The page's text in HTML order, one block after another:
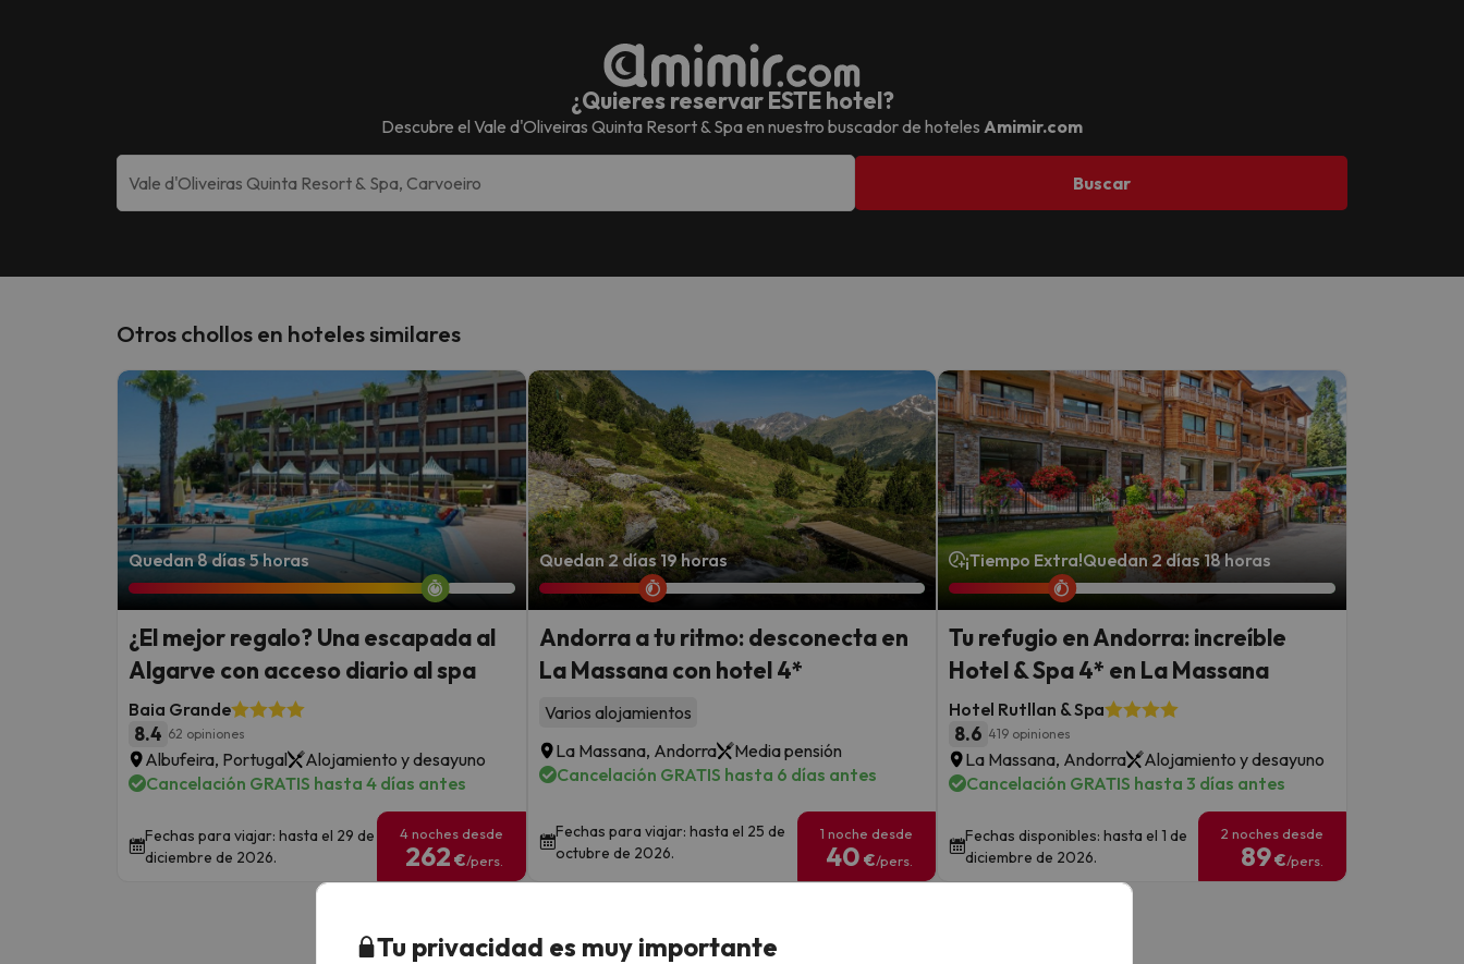
¿Quieres reservar ESTE hotel?
Descubre el Vale d'Oliveiras Quinta Resort & Spaen nuestro buscador de hoteles Amimir.com
Buscar
Otros chollos en hoteles similares
Quedan 8 días 5 horas
¿El mejor regalo? Una escapada al
Algarve con acceso diario al spa
Baia Grande
8.4 62 opiniones
Albufeira, Portugal
Alojamiento y desayuno
Cancelación GRATIS hasta 4 días antes
Fechas para viajar: hasta el 29 de
diciembre de 2026.
4 noches desde
262 €/pers.
Quedan 2 días 19 horas
Andorra a tu ritmo: desconecta en
La Massana con hotel 4*
Varios alojamientos
La Massana, Andorra
Media pensión
Cancelación GRATIS hasta 6 días antes
Fechas para viajar: hasta el 25 de
octubre de 2026.
1 noche desde
40 €/pers.
¡Tiempo Extra!Quedan 2 días 18 horas
Tu refugio en Andorra: increíble
Hotel & Spa 4* en La Massana
Hotel Rutllan & Spa
8.6 419 opiniones
La Massana, Andorra
Alojamiento y desayuno
Cancelación GRATIS hasta 3 días antes
Fechas disponibles: hasta el 1 de
diciembre de 2026.
2 noches desde
89€/pers.
Tu privacidad es muy importante